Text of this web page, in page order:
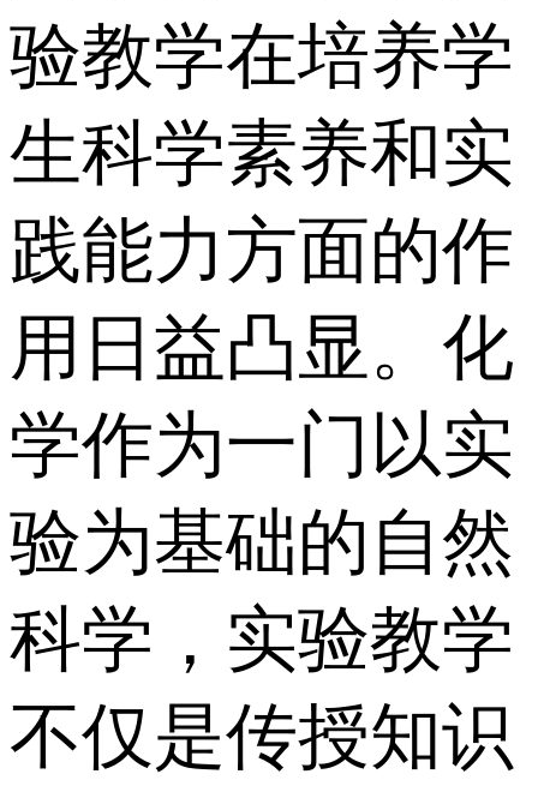
验教学在培养学
生科学素养和实
践能力方面的作
用日益凸显。化
学作为一门以实
验为基础的自然
科学，实验教学
不仅是传授知识